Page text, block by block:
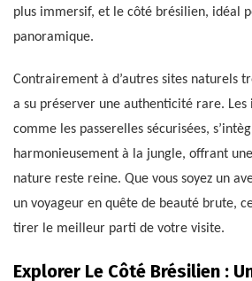
plus immersif, et le côté brésilien, idéal
panoramique.
Contrairement à d’autres sites naturels
a su préserver une authenticité rare. Les
comme les passerelles sécurisées,
harmonieusement à la jungle, offrant
nature reste reine. Que vous soyez un
un voyageur en quête de beauté brute,
tirer le meilleur parti de votre visite.
Explorer Le Côté Brésilien :